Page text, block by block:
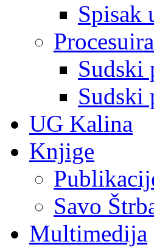
Spisak
Sudski
Sudski
UG Kalina
Knjige
Savo
Multimedija